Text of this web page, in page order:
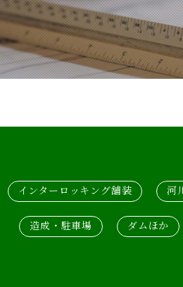
インターロッキング舗装 河
造成・駐車場 ダムほか